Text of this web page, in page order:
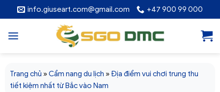
to
content
info.giuseart.com@gmail.com +47 900 99 000
Trang chủ »Cẩm nang du lịch » Địa điểm vui chơi trung thu
tiết kiệm nhất từ Bắc vào Nam